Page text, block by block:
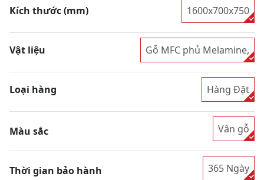
Kích thước (mm) 1600x700x750
Vật liệu Gỗ MFC phủ Melamine,
Loại hàng Hàng Đặt
Màu sắc Vân gỗ
Thời gian bảo hành 365 Ngày